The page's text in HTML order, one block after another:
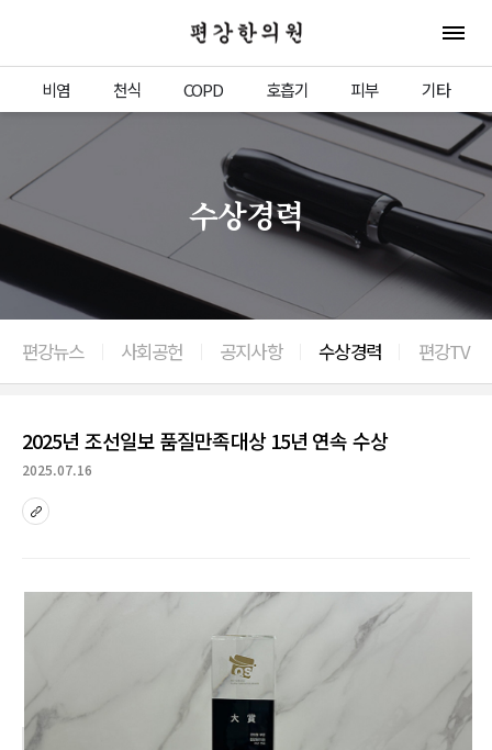
편강한의원 전체
비염 천식 COPD 호흡기 피부 기타
수상경력
편강뉴스 사회공헌 공지사항 수상경력 편강TV
이전으로
2025년 조선일보 품질만족대상 15년 연속 수상
2025.07.16
sns